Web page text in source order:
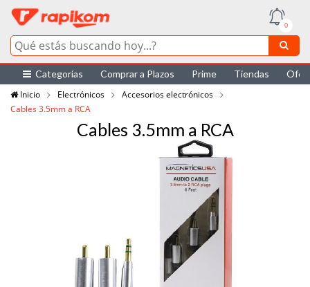
0
Categorías Comprar a Plazos Prime Tiendas
Inicio
Electrónicos
Accesorios electrónicos
Cables 3.5mm a RCA
Cables 3.5mm a RCA